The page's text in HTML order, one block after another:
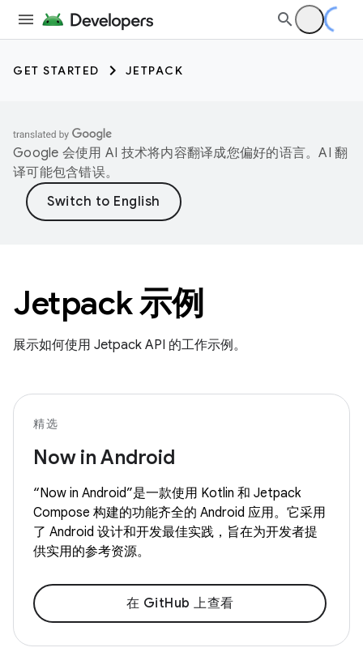
GET STARTED JETPACK
Google 会使用 AI 技术将内容翻译成您偏好的语言。AI 翻
译可能包含错误。
Jetpack 示例
展示如何使用 Jetpack API 的工作示例。
精选
Now in Android
“Now in Android”是一款使用 Kotlin 和 Jetpack
Compose 构建的功能齐全的 Android 应用。它采用
了 Android 设计和开发最佳实践，旨在为开发者提
供实用的参考资源。
在 GitHub 上查看